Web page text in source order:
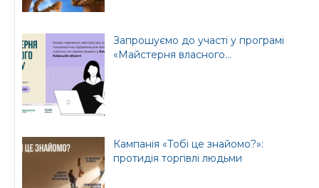
Запрошуємо до участі у програмі
«Майстерня власного...
Кампанія «Тобі це знайомо?»:
протидія торгівлі людьми